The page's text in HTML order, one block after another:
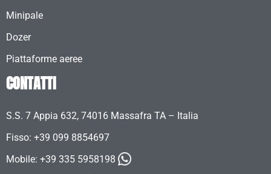
Minipale
Dozer
Piattaforme aeree
CONTATTI
S.S. 7 Appia 632, 74016 Massafra TA – Italia
Fisso: +39 099 8854697
Mobile: +39 335 5958198